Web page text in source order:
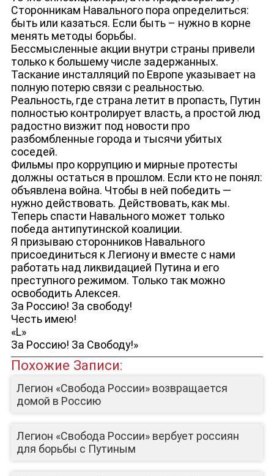
ДЕПУТАТЫ К СЪЕЗДУ
ЮТУБ-КАНАЛ
Сторонникам Навального пора определиться:
быть или казаться. Если быть – нужно в корне
менять методы борьбы.
Бессмысленные акции внутри страны привели
только к большему числе задержанных.
Таскание инсталляций по Европе указывает на
полную потерю связи с реальностью.
Реальность, где страна летит в пропасть, Путин
полностью контролирует власть, а простой люд
радостно визжит под новости про
разбомбленные города и тысячи убитых
соседей.
Фильмы про коррупцию и мирные протесты
должны остаться в прошлом. Если кто не понял:
объявлена война. Чтобы в ней победить —
нужно действовать. Действовать, как мы.
Теперь спасти Навального может только
победа антипутинской коалиции.
Я призываю сторонников Навального
присоединиться к Легиону и вместе с нами
работать над ликвидацией Путина и его
преступного режимом. Только так можно
освободить Алексея.
За Россию! За свободу!
Честь имею!
«L»
За Россию! За Свободу!»
Похожие Записи:
Легион «Свобода России» возвращается
домой в Россию
Легион «Свобода России» вербует россиян
для борьбы с Путиным